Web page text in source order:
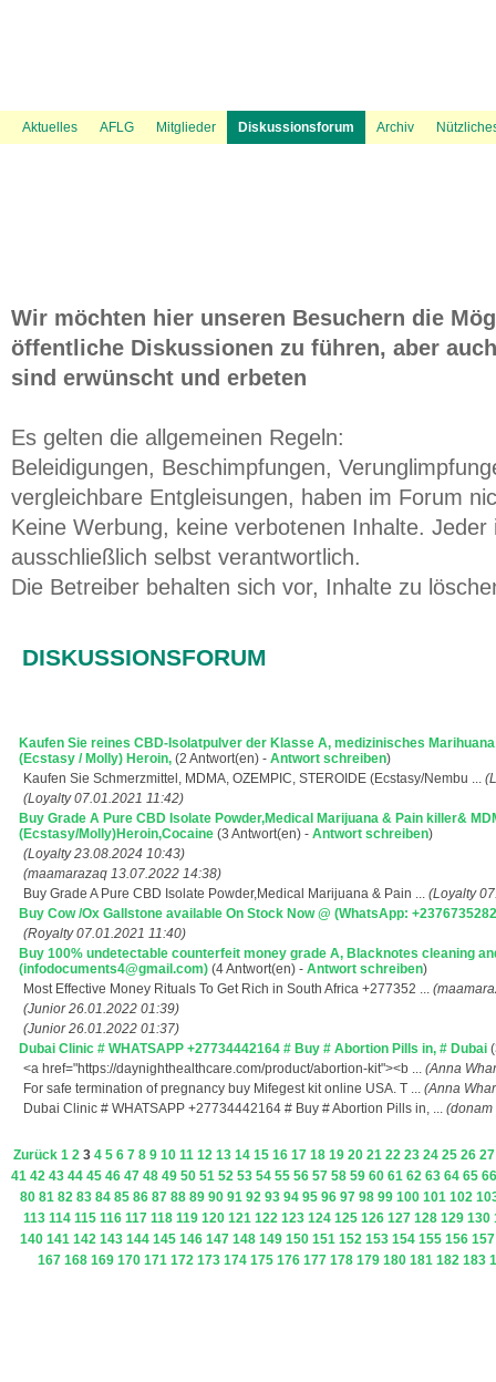
Aktuelles AFLG Mitglieder Diskussionsforum Archiv
News Ticker UVP Verfahren Laufende rechtliche Aktivitäten
Über uns Information Gästebuch
UVP Unterlagen Amtshaftungsklage Mediation
Politik Presse Recht
Flugspuren Flugwetter Austrowetter Fluglärmmessung des DFLD
Flugbeschränkungsgebiet Wien UVE Flugrouten Bevölkerungsdichte
Wir möchten hier unseren Besuchern die
öffentliche Diskussionen zu führen, aber
sind erwünscht und erbeten
Es gelten die allgemeinen Regeln:
Beleidigungen, Beschimpfungen,
vergleichbare Entgleisungen, haben im Forum
Keine Werbung, keine verbotenen Inhalte.
ausschließlich selbst verantwortlich.
Die Betreiber behalten sich vor, Inhalte zu
DISKUSSIONSFORUM
Kaufen Sie reines CBD-Isolatpulver der Klasse A, medizinisches
(Ecstasy / Molly) Heroin, (2 Antwort(en) - Antwort schreiben)
Kaufen Sie Schmerzmittel, MDMA, OZEMPIC, STEROIDE (Ecstasy/Nembu ...
(Loyalty 07.01.2021 11:42)
Buy Grade A Pure CBD Isolate Powder,Medical Marijuana & Pain killer&
(Ecstasy/Molly)Heroin,Cocaine (3 Antwort(en) - Antwort schreiben)
(Loyalty 23.08.2024 10:43)
(maamarazaq 13.07.2022 14:38)
Buy Grade A Pure CBD Isolate Powder,Medical Marijuana & Pain ... (Loyalty
Buy Cow /Ox Gallstone available On Stock Now @ (WhatsApp:
(Royalty 07.01.2021 11:40)
Buy 100% undetectable counterfeit money grade A, Blacknotes cleaning
(infodocuments4@gmail.com) (4 Antwort(en) - Antwort schreiben)
Most Effective Money Rituals To Get Rich in South Africa +277352 ...
(Junior 26.01.2022 01:39)
(Junior 26.01.2022 01:37)
Dubai Clinic # WHATSAPP +27734442164 # Buy # Abortion Pills in, # Dubai
<a href="https://daynighthealthcare.com/product/abortion-kit"><b ... (Anna
For safe termination of pregnancy buy Mifegest kit online USA. T ... (Anna
Dubai Clinic # WHATSAPP +27734442164 # Buy # Abortion Pills in, ... (donam
Zurück 1 2 3 4 5 6 7 8 9 10 11 12 13 14 15 16 17 18 19 20 21 22 23 24 25 26 27
41 42 43 44 45 46 47 48 49 50 51 52 53 54 55 56 57 58 59 60 61 62 63 64 65 66
80 81 82 83 84 85 86 87 88 89 90 91 92 93 94 95 96 97 98 99 100 101 102
113 114 115 116 117 118 119 120 121 122 123 124 125 126 127 128 129 130
140 141 142 143 144 145 146 147 148 149 150 151 152 153 154 155 156 157
167 168 169 170 171 172 173 174 175 176 177 178 179 180 181 182 183